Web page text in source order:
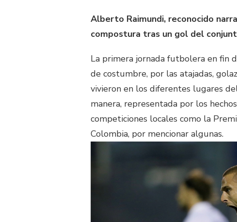
Alberto Raimundi, reconocido
compostura tras un gol del
La primera jornada futbolera en fin
de costumbre, por las atajadas,
vivieron en los diferentes lugares
manera, representada por los
competiciones locales como la
Colombia, por mencionar algunas.